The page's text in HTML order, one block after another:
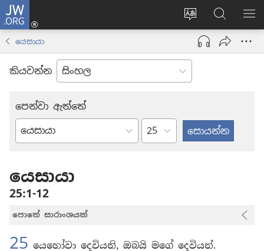
JW.ORG
Change
site
language
ලොගින්
(opens
window)
JW.ORG
වෙබ්
අඩවියෙන්
යෙසායා
කියවන්න
පෙන්වා ඇත්තේ
බයිබලයේ
පරිච්ඡේදය
යෙසායා
25:1-12
පොතේ සාරාංශයක්
25 යෙහෝවා දෙවියනි, ඔබයි මගේ දෙවියන්.